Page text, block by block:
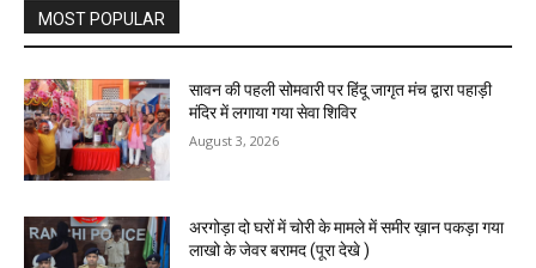
MOST POPULAR
सावन की पहली सोमवारी पर हिंदू जागृत मंच द्वारा पहाड़ी
मंदिर में लगाया गया सेवा शिविर
August 3, 2026
अरगोड़ा दो घरों में चोरी के मामले में समीर ख़ान पकड़ा गया
लाखो के जेवर बरामद (पूरा देखे )